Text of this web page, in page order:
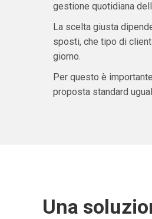
gestione quotidiana
La scelta giusta
sposti, che tipo di
giorno.
Per questo è
proposta standard
Una